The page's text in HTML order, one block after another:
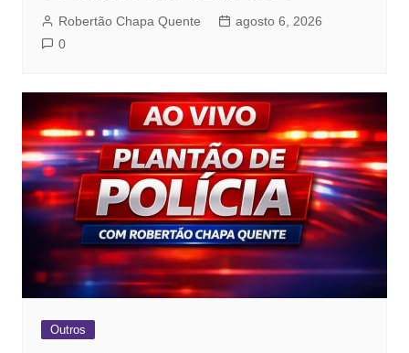
Robertão Chapa Quente
agosto 6, 2026
0
Outros